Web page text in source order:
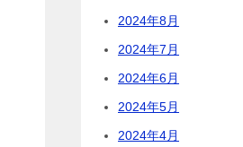
2024年8月
2024年7月
2024年6月
2024年5月
2024年4月